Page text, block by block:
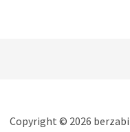
Copyright © 2026